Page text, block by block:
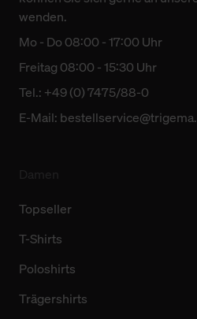
wenden.
Mo - Do 08:00 - 17:00 Uhr
Freitag 08:00 - 15:30 Uhr
Tel.: +49 (0) 7475/88-0
E-Mail:
Topseller
T-Shirts
Poloshirts
Trägershirts